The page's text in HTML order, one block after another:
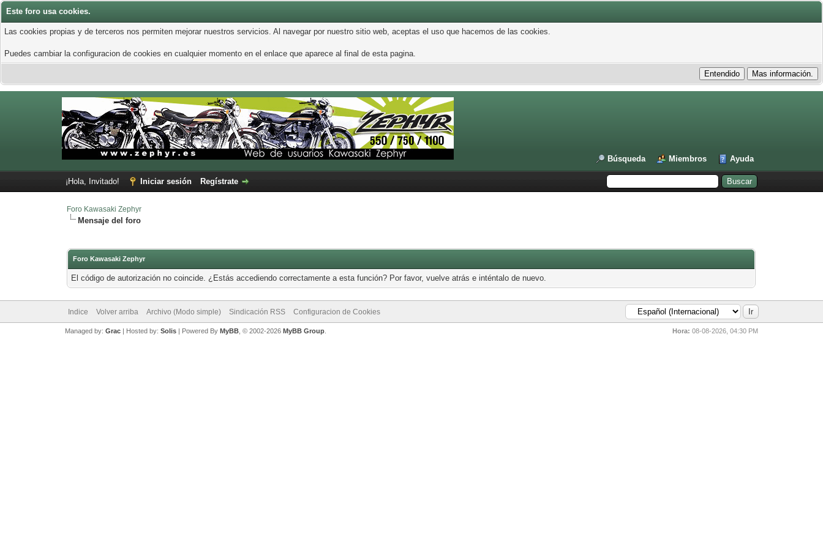
Este foro usa cookies.
Las cookies propias y de terceros nos permiten mejorar nuestros servicios. Al navegar por nuestro sitio web, aceptas el uso que hacemos de las cookies.
Puedes cambiar la configuracion de cookies en cualquier momento en el enlace que aparece al final de esta pagina.
Búsqueda Miembros Ayuda
¡Hola, Invitado! Iniciar sesión Regístrate
Foro Kawasaki Zephyr
Mensaje del foro
Foro Kawasaki Zephyr
El código de autorización no coincide. ¿Estás accediendo correctamente a esta función? Por favor, vuelve atrás e inténtalo de nuevo.
Indice Volver arriba Archivo (Modo simple) Sindicación RSS Configuracion de Cookies
Hora: 08-08-2026, 04:30 PM
Managed by: Grac| Hosted by: Solis| Powered By MyBB, © 2002-2026 MyBB Group.